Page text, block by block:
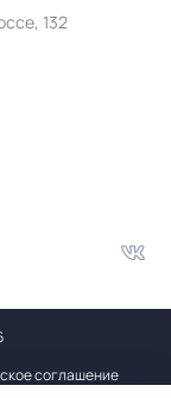
132
соглашение